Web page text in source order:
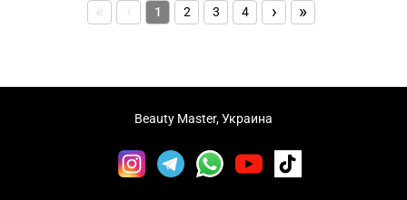
« ‹ 1 2 3 4 › »
Beauty Master, Украина